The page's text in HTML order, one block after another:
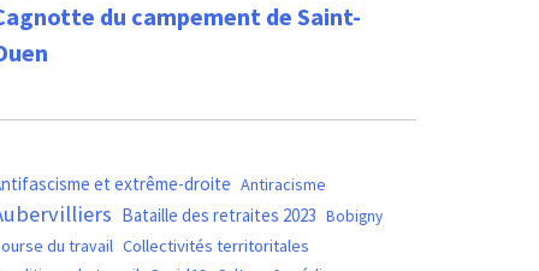
du campement de Saint-
et extrême-droite Antiracisme
Bataille des retraites 2023 Bobigny
du travail Collectivités territoritales